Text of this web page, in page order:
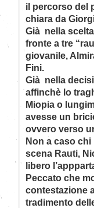
il percorso del
chiara da
Già nella
fronte a tre
giovanile,
Fini.
Già nella
affinchè lo
Miopia o
avesse un
ovvero verso
Non a caso
scena Rauti,
libero
Peccato che
contestazione
tradimento